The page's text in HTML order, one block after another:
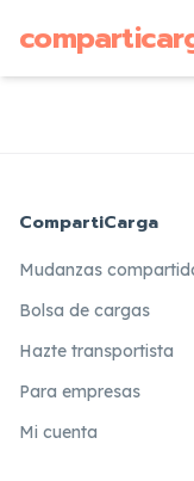
CompartiCarga
Mudanzas
Bolsa de cargas
Hazte transportista
Para empresas
Mi cuenta